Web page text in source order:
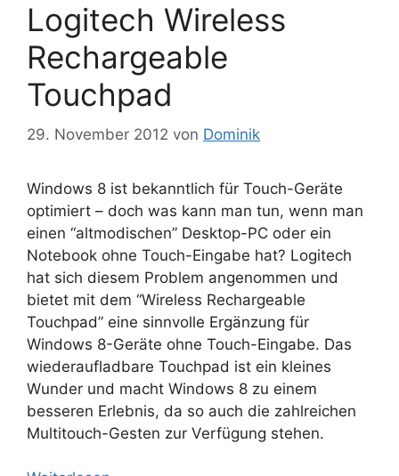
Logitech Wireless
Rechargeable
Touchpad
29. November 2012 von Dominik
Windows 8 ist bekanntlich für Touch-Geräte
optimiert – doch was kann man tun, wenn man
einen “altmodischen” Desktop-PC oder ein
Notebook ohne Touch-Eingabe hat? Logitech
hat sich diesem Problem angenommen und
bietet mit dem “Wireless Rechargeable
Touchpad” eine sinnvolle Ergänzung für
Windows 8-Geräte ohne Touch-Eingabe. Das
wiederaufladbare Touchpad ist ein kleines
Wunder und macht Windows 8 zu einem
besseren Erlebnis, da so auch die zahlreichen
Multitouch-Gesten zur Verfügung stehen.